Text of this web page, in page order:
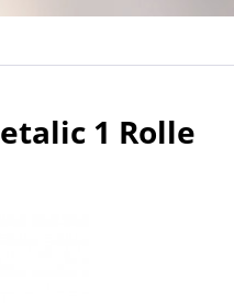
1 Rolle